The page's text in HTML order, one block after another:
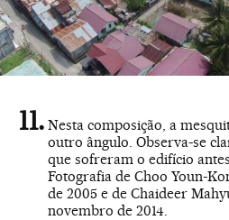
Nesta composição, a
outro ângulo. Observa-se
que sofreram o edifício
Fotografia de Choo Youn-
de 2005 e de Chaideer
novembro de 2014.